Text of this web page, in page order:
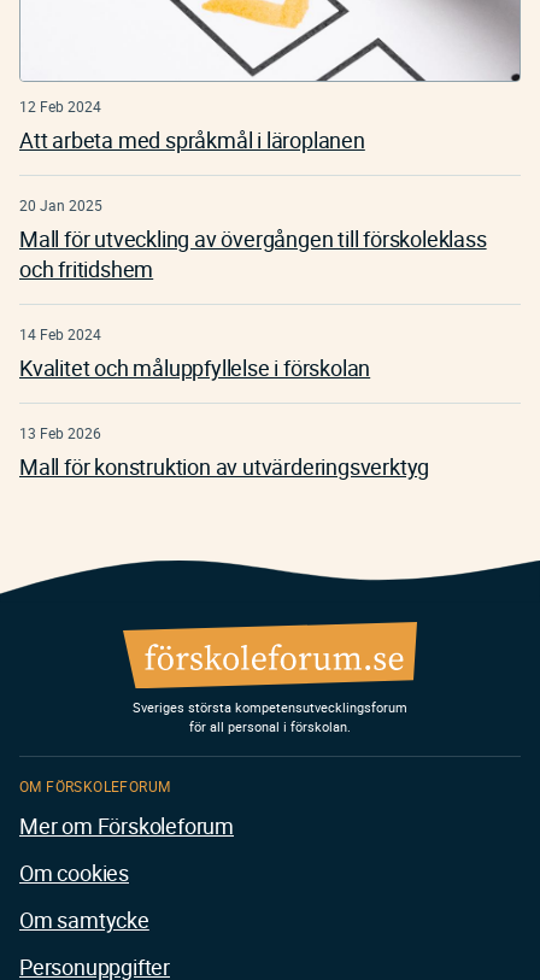
12 Feb 2024
Att arbeta med språkmål i läroplanen
20 Jan 2025
Mall för utveckling av övergången till förskoleklass
och fritidshem
14 Feb 2024
Kvalitet och måluppfyllelse i förskolan
13 Feb 2026
Mall för konstruktion av utvärderingsverktyg
Sveriges största kompetensutvecklingsforum
för all personal i förskolan.
OM FÖRSKOLEFORUM
Mer om Förskoleforum
Om cookies
Om samtycke
Personuppgifter